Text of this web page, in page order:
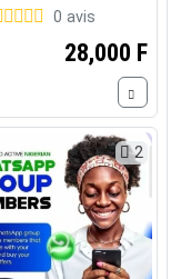
0 avis
28,000 F
2